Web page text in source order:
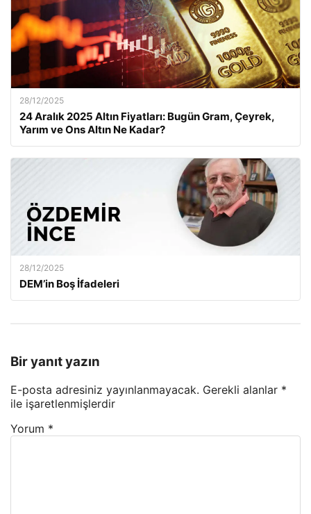
28/12/2025
24 Aralık 2025 Altın Fiyatları: Bugün Gram, Çeyrek,
Yarım ve Ons Altın Ne Kadar?
28/12/2025
DEM’in Boş İfadeleri
Bir yanıt yazın
E-posta adresiniz yayınlanmayacak. Gerekli alanlar *
ile işaretlenmişlerdir
Yorum *